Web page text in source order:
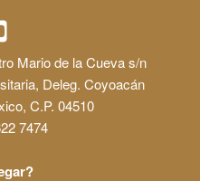
Mario de la Cueva s/n
Deleg. Coyoacán
C.P. 04510
7474